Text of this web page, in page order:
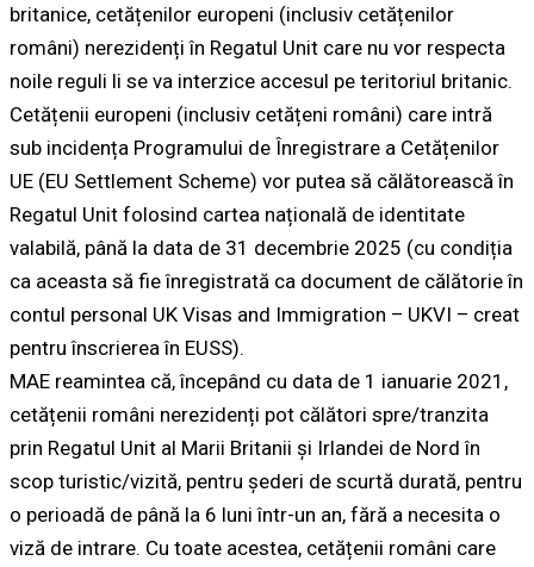
britanice, cetățenilor europeni (inclusiv cetățenilor
români) nerezidenți în Regatul Unit care nu vor respecta
noile reguli li se va interzice accesul pe teritoriul britanic.
Cetățenii europeni (inclusiv cetățeni români) care intră
sub incidența Programului de Înregistrare a Cetățenilor
UE (EU Settlement Scheme) vor putea să călătorească în
Regatul Unit folosind cartea națională de identitate
valabilă, până la data de 31 decembrie 2025 (cu condiția
ca aceasta să fie înregistrată ca document de călătorie în
contul personal UK Visas and Immigration – UKVI – creat
pentru înscrierea în EUSS).
MAE reamintea că, începând cu data de 1 ianuarie 2021,
cetățenii români nerezidenți pot călători spre/tranzita
prin Regatul Unit al Marii Britanii și Irlandei de Nord în
scop turistic/vizită, pentru șederi de scurtă durată, pentru
o perioadă de până la 6 luni într-un an, fără a necesita o
viză de intrare. Cu toate acestea, cetățenii români care